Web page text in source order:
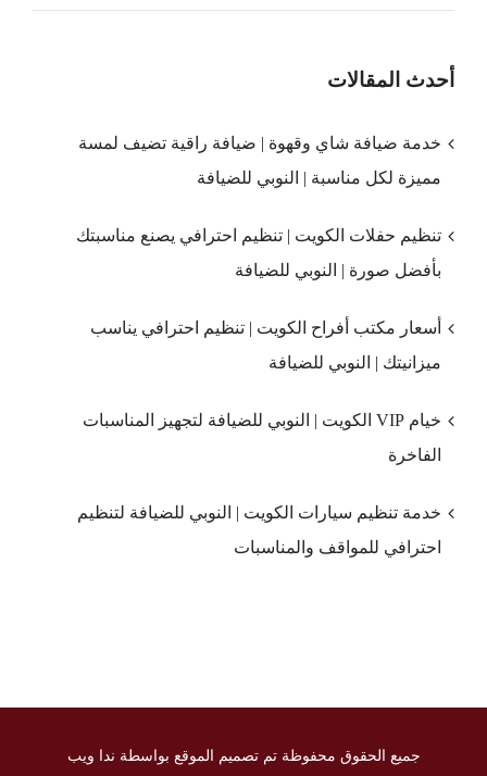
أحدث المقالات
خدمة ضيافة شاي وقهوة | ضيافة راقية تضيف لمسة
مميزة لكل مناسبة | النوبي للضيافة
تنظيم حفلات الكويت | تنظيم احترافي يصنع مناسبتك
بأفضل صورة | النوبي للضيافة
أسعار مكتب أفراح الكويت | تنظيم احترافي يناسب
ميزانيتك | النوبي للضيافة
خيام VIP الكويت | النوبي للضيافة لتجهيز المناسبات
الفاخرة
خدمة تنظيم سيارات الكويت | النوبي للضيافة لتنظيم
احترافي للمواقف والمناسبات
جميع الحقوق محفوظة تم تصميم الموقع بواسطة ندا ويب